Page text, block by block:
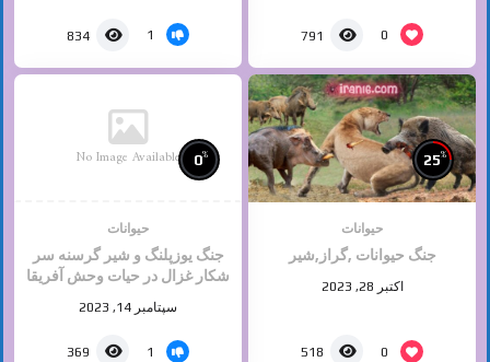
0
791
1
834
25%
حیوانات
جنگ حیوانات ,گراز,شیر
اکتبر 28, 2023
0
518
No Image Available 0%
حیوانات
جنگ یوزپلنگ و شیر گرسنه سر
شکار غزال در حیات وحش آفریقا
سپتامبر 14, 2023
1
369